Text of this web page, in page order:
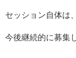
セッション自体は、
今後継続的に募集